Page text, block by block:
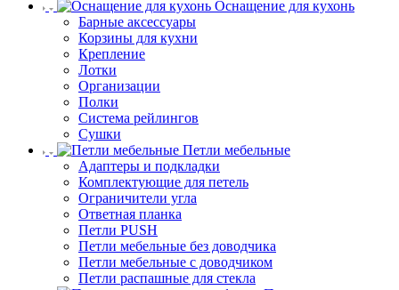
Оснащение для кухонь
Барные аксессуары
Корзины для кухни
Крепление
Лотки
Организации
Полки
Система рейлингов
Сушки
Петли мебельные
Адаптеры и подкладки
Комплектующие для петель
Ограничители угла
Ответная планка
Петли PUSH
Петли мебельные без доводчика
Петли мебельные с доводчиком
Петли распашные для стекла